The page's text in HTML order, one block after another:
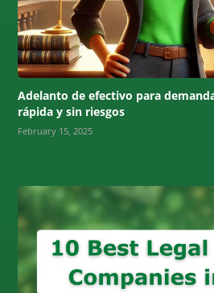
Adelanto de efectivo para
rápida y sin riesgos
February 15, 2025